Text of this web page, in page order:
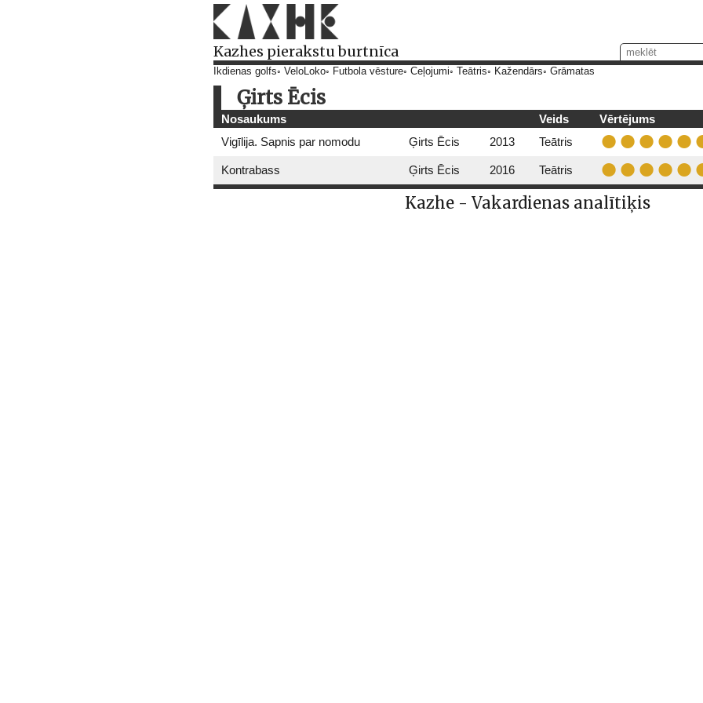
Kazhes pierakstu burtnīca
Ikdienas golfs VeloLoko Futbola vēsture Ceļojumi Teātris Kažendārs Grāmatas
Ģirts Ēcis
Nosaukums Veids
Vērtējums
Vigīlija. Sapnis par nomodu
Ģirts Ēcis 2013 Teātris
Kontrabass Ģirts Ēcis 2016 Teātris
Kazhe - Vakardienas analītiķis